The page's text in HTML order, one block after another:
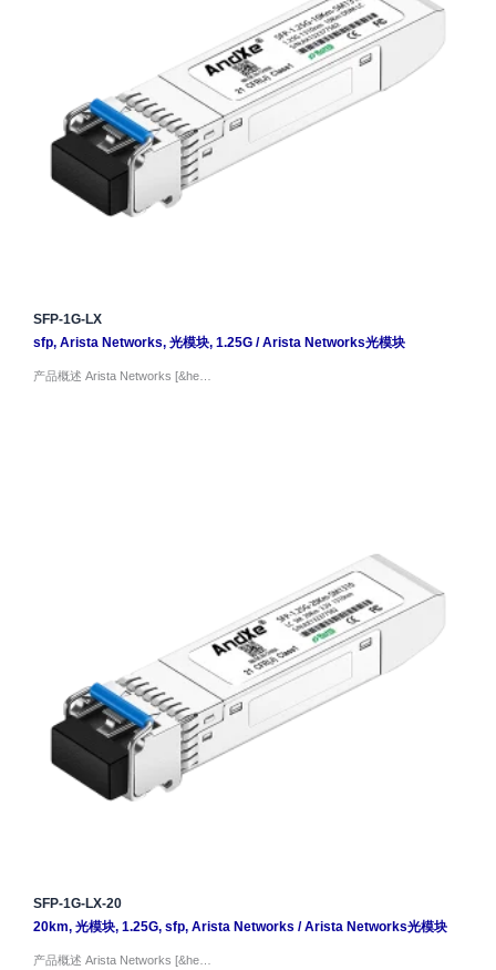
SFP-1G-LX
sfp, Arista Networks, 光模块, 1.25G/Arista Networks光模块
产品概述 Arista Networks [&he…
SFP-1G-LX-20
20km, 光模块, 1.25G, sfp, Arista Networks /Arista Networks光模块
产品概述 Arista Networks [&he…